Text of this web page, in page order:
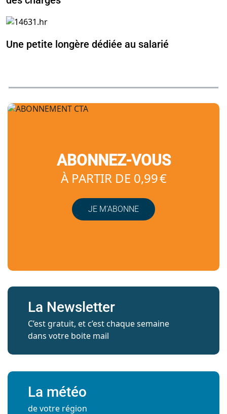
Une petite longère dédiée au salarié
ABONNEZ-VOUS
À PARTIR DE 0,99 €
JE M’ABONNE
La Newsletter
C’est gratuit, et c’est chaque semaine
dans votre boite mail
La météo
de votre région